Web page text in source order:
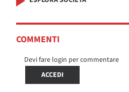
COMMENTI
Devi fare login per commentare
ACCEDI